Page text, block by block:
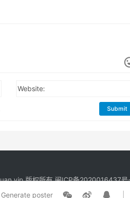
Generate poster
Website:
Submit
版权所有闽ICP备2020016437号